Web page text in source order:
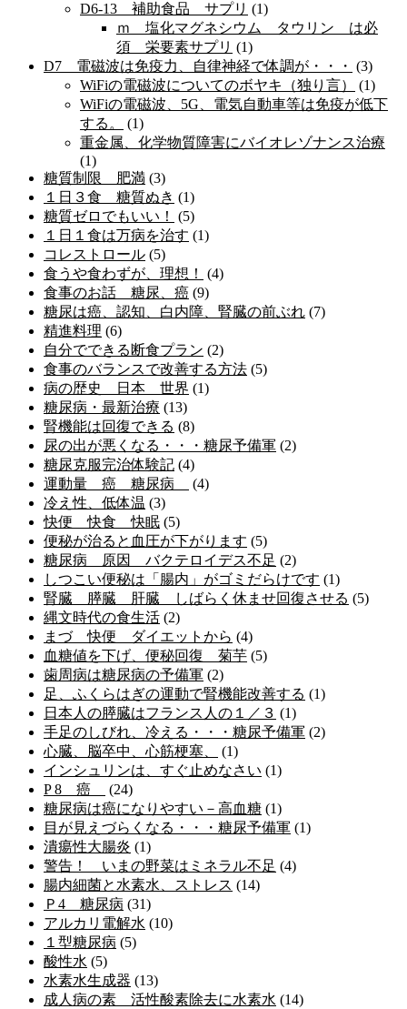
D6-13 補助食品 サプリ (1)
ｍ 塩化マグネシウム タウリン は必
須 栄要素サプリ (1)
D7 電磁波は免疫力、自律神経で体調が・・・ (3)
WiFiの電磁波についてのボヤキ（独り言）
(1)
WiFiの電磁波、5G、電気自動車等は免疫が低下
する。
(1)
重金属、化学物質障害にバイオレゾナンス治療
(1)
糖質制限 肥満 (3)
１日３食 糖質ぬき (1)
糖質ゼロでもいい！
(5)
１日１食は万病を治す (1)
コレストロール (5)
食うや食わずが、理想！
(4)
食事のお話 糖尿、癌 (9)
糖尿は癌、認知、白内障、腎臓の前ぶれ (7)
精進料理 (6)
自分でできる断食プラン (2)
食事のバランスで改善する方法 (5)
病の歴史 日本 世界 (1)
糖尿病・最新治療 (13)
腎機能は回復できる (8)
尿の出が悪くなる・・・糖尿予備軍 (2)
糖尿克服完治体験記 (4)
運動量 癌 糖尿病
(4)
冷え性、低体温 (3)
快便 快食 快眠 (5)
便秘が治ると血圧が下がります (5)
糖尿病 原因 バクテロイデス不足 (2)
しつこい便秘は「腸内」がゴミだらけです (1)
腎臓 膵臓 肝臓 しばらく休ませ回復させる (5)
縄文時代の食生活 (2)
まづ 快便 ダイエットから (4)
血糖値を下げ、便秘回復 菊芋 (5)
歯周病は糖尿病の予備軍 (2)
足、ふくらはぎの運動で腎機能改善する (1)
日本人の膵臓はフランス人の１／３ (1)
手足のしびれ、冷える・・・糖尿予備軍 (2)
心臓、脳卒中、心筋梗塞、
(1)
インシュリンは、すぐ止めなさい (1)
P 8 癌
(24)
糖尿病は癌になりやすい－高血糖 (1)
目が見えづらくなる・・・糖尿予備軍 (1)
潰瘍性大腸炎 (1)
警告！ いまの野菜はミネラル不足 (4)
腸内細菌と水素水、ストレス (14)
Ｐ4 糖尿病 (31)
アルカリ電解水 (10)
１型糖尿病 (5)
酸性水 (5)
水素水生成器 (13)
成人病の素 活性酸素除去に水素水 (14)